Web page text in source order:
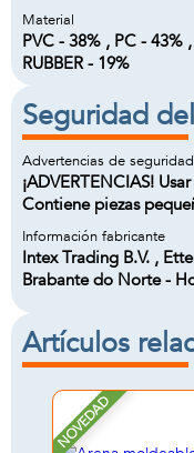
Material
PVC - 38% , PC - 43% ,
RUBBER - 19%
Seguridad
Advertencias de seguridad
¡ADVERTENCIAS!
Contiene piezas
Información fabricante
Intex Trading B.V. ,
Brabante do Norte -
Artículos
NOVEDAD